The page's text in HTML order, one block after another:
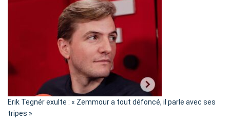
d’alliance
secrète
«
C’est
Erik Tegnér exulte : « Zemmour a tout défoncé, il parle avec ses
tripes »